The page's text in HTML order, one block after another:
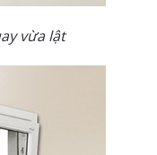
vừa lật